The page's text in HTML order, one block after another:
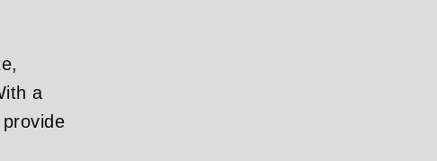
a